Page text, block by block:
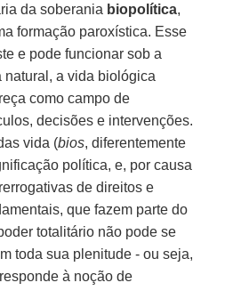
da soberania biopolítica,
formação paroxística. Esse
e pode funcionar sob a
a vida biológica
como campo de
decisões e intervenções.
vida (bios, diferentemente
política, e, por causa
de direitos e
que fazem parte do
totalitário não pode se
toda sua plenitude - ou seja,
à noção de